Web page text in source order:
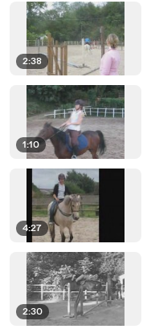
2:38
1:10
4:27
2:30